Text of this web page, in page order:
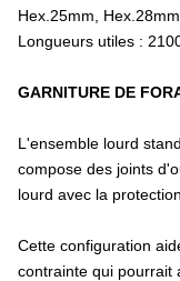
Hex.25mm,
Longueurs utiles :
GARNITURE DE
L'ensemble lourd
compose des joints
lourd avec la
Cette configuration
contrainte qui pourrait